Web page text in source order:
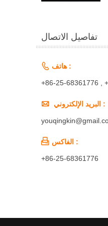
تفاصيل الاتصال
 هاتف :
+86-25-68361776 ,
 البريد الإلكتروني :
 الفاكس :
+86-25-68361776